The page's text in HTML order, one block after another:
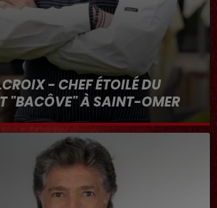
- CHEF ÉTOILÉ DU
"BACÔVE" À SAINT-OMER
dans "RDL ET VOUS"